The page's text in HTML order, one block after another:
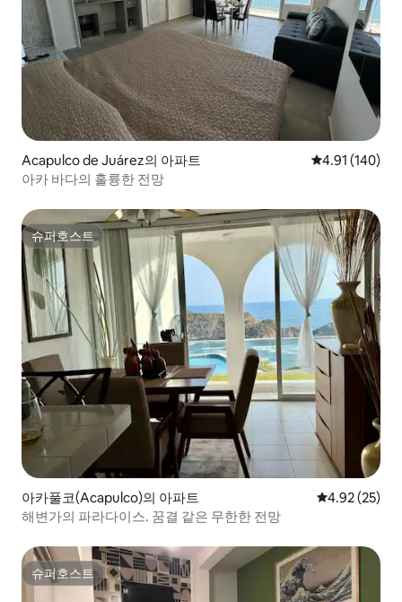
Acapulco de Juárez의 아파트 평점 4.91점(5
4.91 (140)
아카 바다의 훌륭한 전망
슈퍼호스트
슈퍼호스트
아카풀코(Acapulco)의 아파트 평점 4.92점(5
4.92 (25)
해변가의 파라다이스. 꿈결 같은 무한한 전망
슈퍼호스트
슈퍼호스트